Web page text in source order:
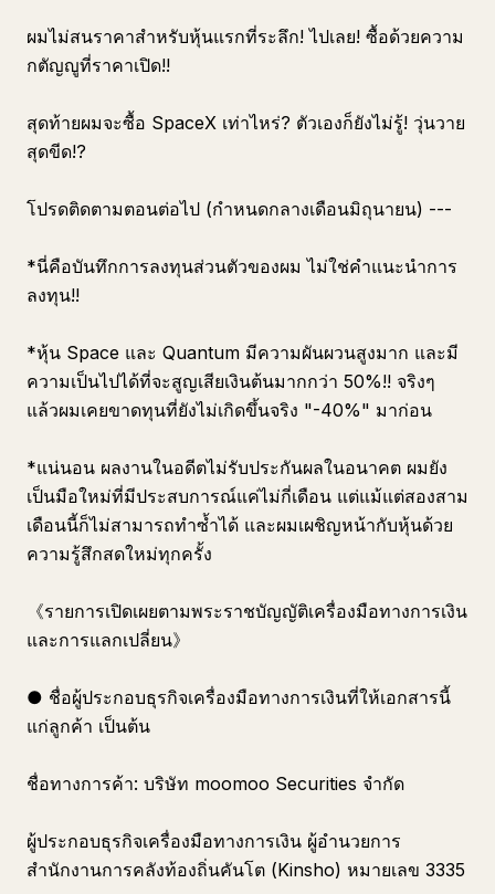
ผมไม่สนราคาสำหรับหุ้นแรกที่ระลึก! ไปเลย! ซื้อด้วยความ
กตัญญูที่ราคาเปิด!!
สุดท้ายผมจะซื้อ SpaceX เท่าไหร่? ตัวเองก็ยังไม่รู้! วุ่นวาย
สุดขีด!?
โปรดติดตามตอนต่อไป (กำหนดกลางเดือนมิถุนายน) ---
*นี่คือบันทึกการลงทุนส่วนตัวของผม ไม่ใช่คำแนะนำการ
ลงทุน!!
*หุ้น Space และ Quantum มีความผันผวนสูงมาก และมี
ความเป็นไปได้ที่จะสูญเสียเงินต้นมากกว่า 50%!! จริงๆ
แล้วผมเคยขาดทุนที่ยังไม่เกิดขึ้นจริง "-40%" มาก่อน
*แน่นอน ผลงานในอดีตไม่รับประกันผลในอนาคต ผมยัง
เป็นมือใหม่ที่มีประสบการณ์แค่ไม่กี่เดือน แต่แม้แต่สองสาม
เดือนนี้ก็ไม่สามารถทำซ้ำได้ และผมเผชิญหน้ากับหุ้นด้วย
ความรู้สึกสดใหม่ทุกครั้ง
《รายการเปิดเผยตามพระราชบัญญัติเครื่องมือทางการเงิน
และการแลกเปลี่ยน》
● ชื่อผู้ประกอบธุรกิจเครื่องมือทางการเงินที่ให้เอกสารนี้
แก่ลูกค้า เป็นต้น
ชื่อทางการค้า: บริษัท moomoo Securities จำกัด
ผู้ประกอบธุรกิจเครื่องมือทางการเงิน ผู้อำนวยการ
สำนักงานการคลังท้องถิ่นคันโต (Kinsho) หมายเลข 3335